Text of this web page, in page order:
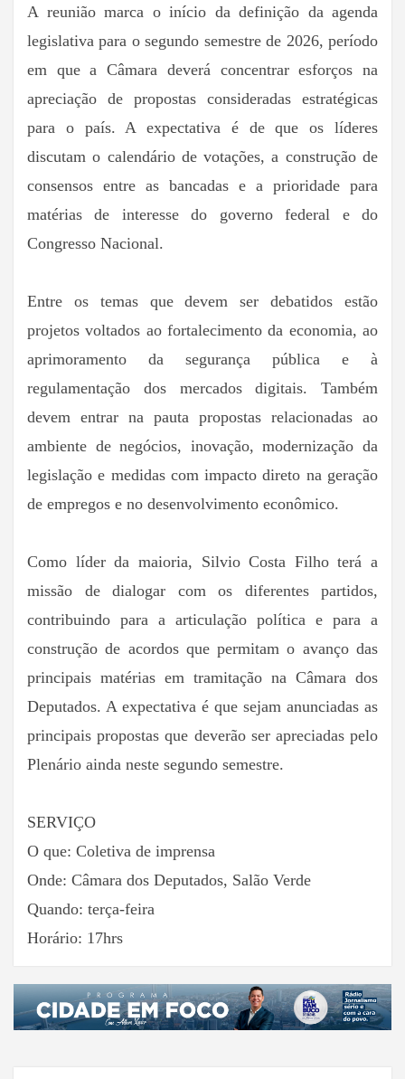
A reunião marca o início da definição da agenda
legislativa para o segundo semestre de 2026, período
em que a Câmara deverá concentrar esforços na
apreciação de propostas consideradas estratégicas
para o país. A expectativa é de que os líderes
discutam o calendário de votações, a construção de
consensos entre as bancadas e a prioridade para
matérias de interesse do governo federal e do
Congresso Nacional.
Entre os temas que devem ser debatidos estão
projetos voltados ao fortalecimento da economia, ao
aprimoramento da segurança pública e à
regulamentação dos mercados digitais. Também
devem entrar na pauta propostas relacionadas ao
ambiente de negócios, inovação, modernização da
legislação e medidas com impacto direto na geração
de empregos e no desenvolvimento econômico.
Como líder da maioria, Silvio Costa Filho terá a
missão de dialogar com os diferentes partidos,
contribuindo para a articulação política e para a
construção de acordos que permitam o avanço das
principais matérias em tramitação na Câmara dos
Deputados. A expectativa é que sejam anunciadas as
principais propostas que deverão ser apreciadas pelo
Plenário ainda neste segundo semestre.
SERVIÇO
O que: Coletiva de imprensa
Onde: Câmara dos Deputados, Salão Verde
Quando: terça-feira
Horário: 17hrs